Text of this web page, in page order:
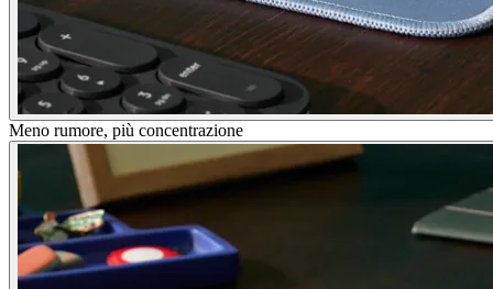
Meno rumore, più concentrazione